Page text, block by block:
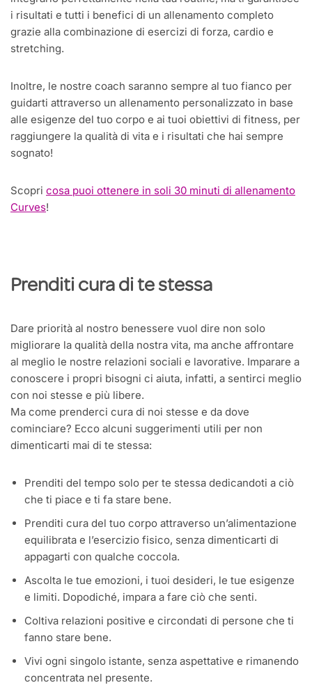
i risultati e tutti i benefici di un allenamento completo
grazie alla combinazione di esercizi di forza, cardio e
stretching.
Inoltre, le nostre coach saranno sempre al tuo fianco per
guidarti attraverso un allenamento personalizzato in base
alle esigenze del tuo corpo e ai tuoi obiettivi di fitness, per
raggiungere la qualità di vita e i risultati che hai sempre
sognato!
Scopri cosa puoi ottenere in soli 30 minuti di allenamento
Curves!
Prenditi cura di te stessa
Dare priorità al nostro benessere vuol dire non solo
migliorare la qualità della nostra vita, ma anche affrontare
al meglio le nostre relazioni sociali e lavorative. Imparare a
conoscere i propri bisogni ci aiuta, infatti, a sentirci meglio
con noi stesse e più libere.
Ma come prenderci cura di noi stesse e da dove
cominciare? Ecco alcuni suggerimenti utili per non
dimenticarti mai di te stessa:
Prenditi del tempo solo per te stessa dedicandoti a ciò
che ti piace e ti fa stare bene.
Prenditi cura del tuo corpo attraverso un’alimentazione
equilibrata e l’esercizio fisico, senza dimenticarti di
appagarti con qualche coccola.
Ascolta le tue emozioni, i tuoi desideri, le tue esigenze
e limiti. Dopodiché, impara a fare ciò che senti.
Coltiva relazioni positive e circondati di persone che ti
fanno stare bene.
Vivi ogni singolo istante, senza aspettative e rimanendo
concentrata nel presente.